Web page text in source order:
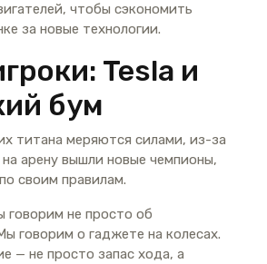
чтобы сэкономить
за новые технологии.
Tesla и
бум
титана меряются силами, из-за
арену вышли новые чемпионы,
своим правилам.
говорим не просто об
говорим о гаджете на колесах.
— не просто запас хода, а